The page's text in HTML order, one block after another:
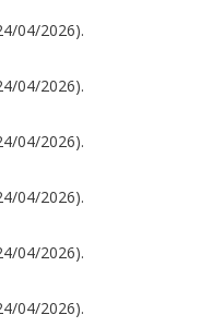
04/2026).
04/2026).
04/2026).
04/2026).
04/2026).
04/2026).